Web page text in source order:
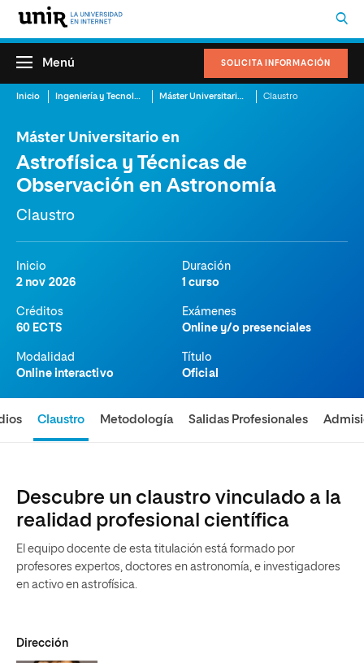
SOLICITA INFORMACIÓN
Menú
Inicio Ingeniería y Tecnología Máster Universitario en Astrofísica y Técnicas de Observación en Astronomía Claustro
Máster Universitario en
Astrofísica y Técnicas de
Observación en Astronomía
Claustro
Inicio
2 nov 2026
Duración
1 curso
Créditos
60 ECTS
Exámenes
Online y/o presenciales
Modalidad
Online interactivo
Título
Oficial
Claustro Metodología Salidas Profesionales
Descubre un claustro vinculado a la
realidad profesional científica
El equipo docente de esta titulación está formado por
profesores expertos, doctores en astronomía, e investigadores
en activo en astrofísica.
Dirección